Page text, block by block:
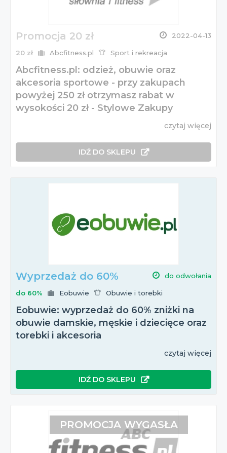
Promocja 20 zł 2022-04-13
20 zł Abcfitness.pl Sport i rekreacja
Abcfitness.pl: odzież, obuwie oraz
akcesoria sportowe - przy zakupach
powyżej 250 zł otrzymasz rabat w
wysokości 20 zł - Stylowe Zakupy
czytaj więcej
IDŹ DO SKLEPU
Wyprzedaż do 60% do odwołania
do 60% Eobuwie Obuwie i torebki
Eobuwie: wyprzedaż do 60% zniżki na
obuwie damskie, męskie i dziecięce oraz
torebki i akcesoria
czytaj więcej
IDŹ DO SKLEPU
PROMOCJA WYGASŁA